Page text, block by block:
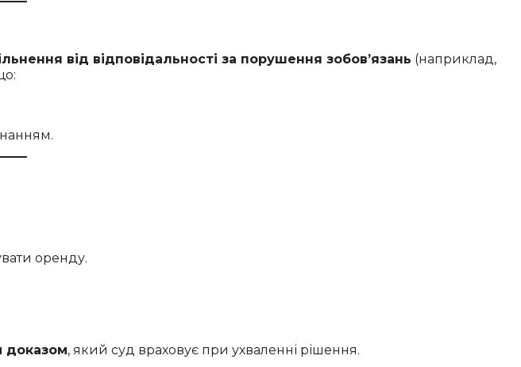
від відповідальності за порушення зобов’язань (наприклад,
оренду.
доказом, який суд враховує при ухваленні рішення.